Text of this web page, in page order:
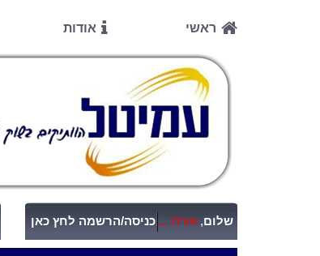
ראשי אודות
שלום, אורח ... כניסה/הרשמה לחץ כאן